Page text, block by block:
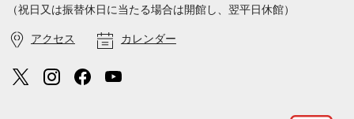
（祝日又は振替休日に当たる場合は開館し、翌平日休館）
アクセス カレンダー